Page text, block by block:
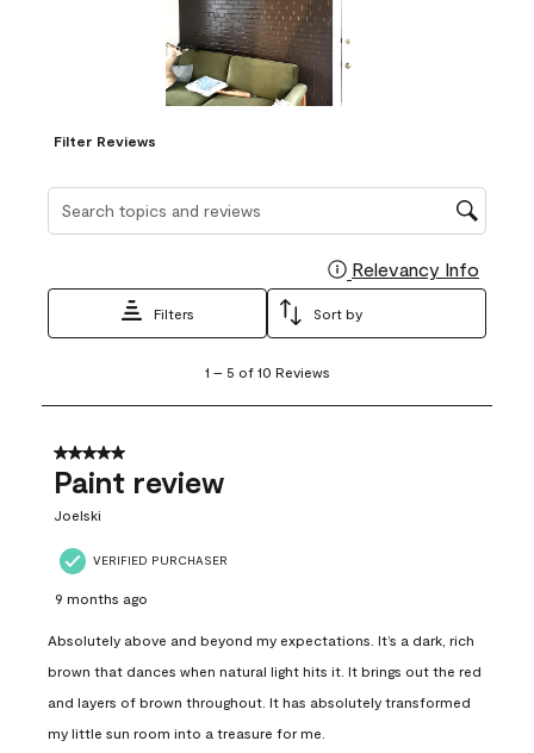
Filter Reviews
Relevancy Info
Filters Sort by
5
10
Reviews
1 – 5 of 10 Reviews
5 out of 5 stars.
Paint review
Joelski
VERIFIED PURCHASER
9 months ago
Absolutely above and beyond my expectations. It’s a dark, rich
brown that dances when natural light hits it. It brings out the red
and layers of brown throughout. It has absolutely transformed
my little sun room into a treasure for me.